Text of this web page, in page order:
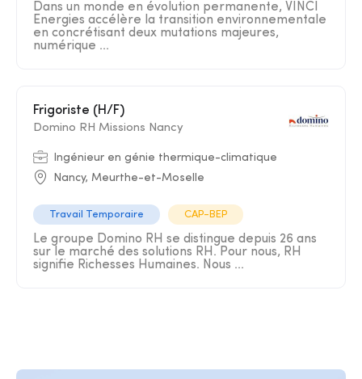
Dans un monde en évolution permanente, VINCI
Energies accélère la transition environnementale
en concrétisant deux mutations majeures,
numérique ...
Frigoriste (H/F)
Domino RH Missions Nancy
Ingénieur en génie thermique-climatique
Nancy, Meurthe-et-Moselle
Travail Temporaire CAP-BEP
Le groupe Domino RH se distingue depuis 26 ans
sur le marché des solutions RH. Pour nous, RH
signifie Richesses Humaines. Nous ...